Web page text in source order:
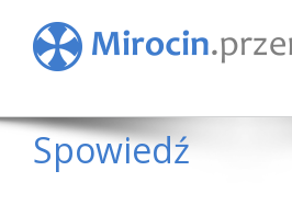
Spowiedź